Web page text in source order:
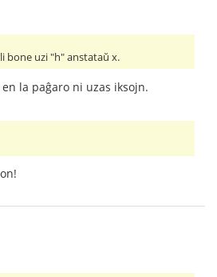
bone uzi "h" anstataŭ x.
la paĝaro ni uzas iksojn.